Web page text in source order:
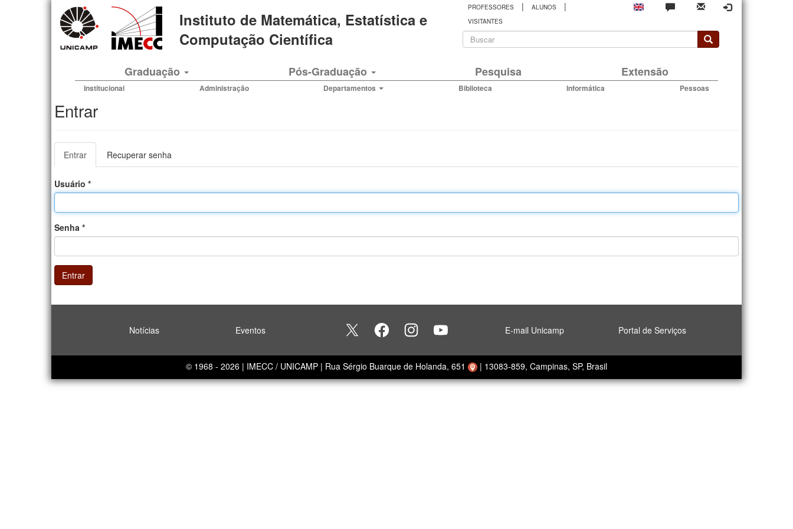
Instituto de Matemática, Estatística e
Computação Científica
PROFESSORES | ALUNOS |
VISITANTES
Formulário
busca
Graduação Pós-Graduação Pesquisa Extensão
Institucional Administração Departamentos Biblioteca Informática Pessoas
Entrar
Abas
primárias
Entrar
ativa)
Recuperar senha
Usuário *
Senha *
Entrar
Notícias Eventos E-mail Unicamp Portal de Serviços
© 1968 - 2026 | IMECC / UNICAMP | Rua Sérgio Buarque de Holanda, 651 | 13083-859, Campinas, SP, Brasil